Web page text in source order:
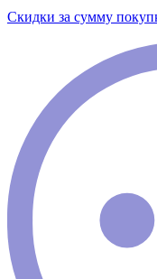
Скидки за сумму